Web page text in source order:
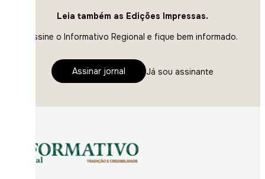
Leia também as Edições Impressas.
Assine o Informativo Regional e fique bem informado.
Assinar jornal Já sou assinante